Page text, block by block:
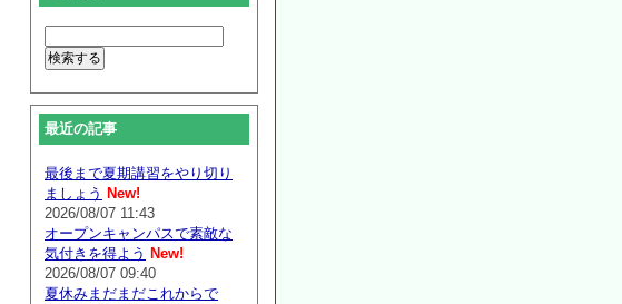
最近の記事
最後まで夏期講習をやり切り
ましょう New!
2026/08/07 11:43
オープンキャンパスで素敵な
気付きを得よう New!
2026/08/07 09:40
夏休みまだまだこれからで